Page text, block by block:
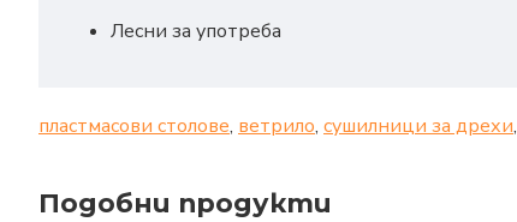
Лесни за употреба
пластмасови столове, ветрило, сушилници за дрехи,
Подобни продукти